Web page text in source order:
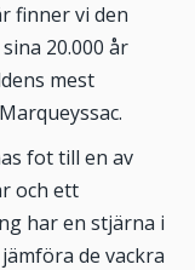
finner vi den
20.000 år
mest
fot till en av
och ett
har en stjärna i
de vackra